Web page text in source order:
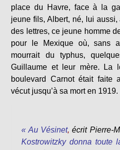
place du Havre, face à la
jeune fils, Albert, né, lui
des lettres, ce jeune homme
pour le Mexique où, sans
mourrait du typhus,
Guillaume et leur mère. La
boulevard Carnot était
vécut jusqu’à sa mort en 1919.
«Au Vésinet, écrit Pierre-
Kostrowitzky donna toute